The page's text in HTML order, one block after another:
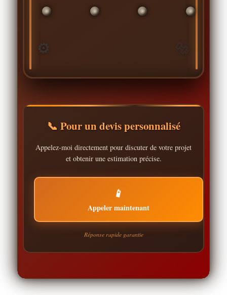
⚙️ 🔩
📞 Pour un devis personnalisé
Appelez-moi directement pour discuter de votre projet
et obtenir une estimation précise.
📱
Appeler maintenant
Réponse rapide garantie